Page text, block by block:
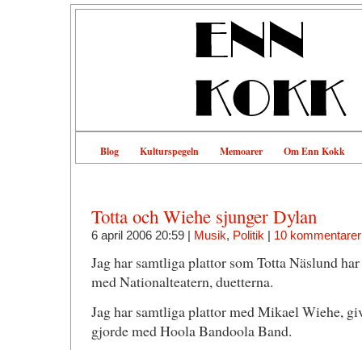
Blog Kulturspegeln Memoarer Om Enn Kokk
Totta och Wiehe sjunger Dylan
6 april 2006 20:59 | Musik, Politik | 10 kommentarer
Jag har samtliga plattor som Totta Näslund
med Nationalteatern, duetterna.
Jag har samtliga plattor med Mikael Wiehe,
gjorde med Hoola Bandoola Band.